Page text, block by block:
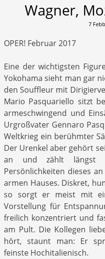
Wagner,
7
OPER! Februar 2017
Eine der wichtigsten
Yokohama sieht man gar
den Souffleur mit
Mario Pasquariello sitzt
armeschwingend und
Urgroßvater Gennaro
Weltkrieg ein berühmter
Der Urenkel aber gehört
an und zählt längst
Persönlichkeiten dieses
armen Hauses. Diskret,
so sorgt er meist mit
Vorstellung für
freilich konzentriert und
am Pult. Die Kollegen
hört, staunt man: Er
feinste Hochitalienisch.